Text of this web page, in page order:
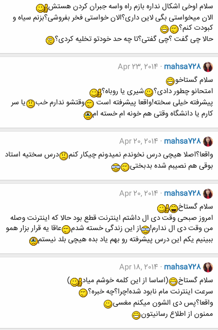
سلام اوخی اشکال نداره بازم راه واسه جبران کردن هستش
الان میخواستی بگی لاین داری؟الان خواستی فخر بفروشی؟بزنم سیاه و
کبودت کنم؟
حالا چی گفت ؟چی گفتی؟تا چه حد خودتو تخلیه کردی؟
mahsa728
Apr 23, 2014
سلام گستاخو
امتحانو چطور دادی؟
شیری یا روباه؟
پیشرفته خیلی سخته!واقعا پیشرفته است
وقتشو ندارم خب
یا سر
کارم یا دانشگاه وقتی هم خونه ام خسته ام
mahsa728
Apr 20, 2014
واقعا؟اصلا هیچی درس نخوندم نمیدونم چیکار کنم
درس سختیه استاد
بوقی هم نصیبم شده بدبختی
mahsa728
Apr 20, 2014
سلام گستاخ
امروز صبحی وقت دی ال داشتم اینترنت قطع بود حالا که اینترنت وصله
من وقت دی ال ندارم!
از این زندگی خسته شدم
عاقا یه قرار بزار همو
ببینیم یکم این درس پیشرفته رو بهم یاد بده هیچی بلد نیستم
mahsa728
Apr 18, 2014
سلام گستاخ
(اساسا از این کلمه خوشم میاد
)
سرعت اینترنت مام نابود شده!چرا؟چه خبره؟
واقعا؟پس دی الشون میکنم مغسی
ممنون از اطلاع رسانیتون